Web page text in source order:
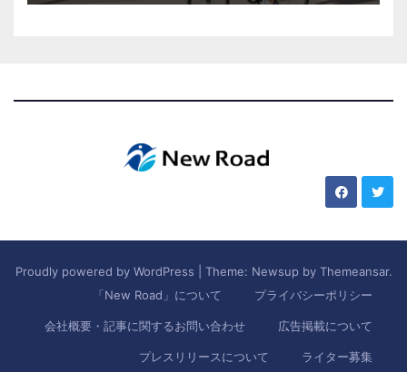
Proudly powered by WordPress Theme: Newsup by Themeansar.
「New Road」について
プライバシーポリシー
会社概要・記事に関するお問い合わせ 広告掲載について
プレスリリースについて ライター募集